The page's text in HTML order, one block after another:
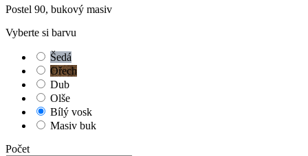
Postel 90, bukový masiv
Vyberte si barvu
Šedá
Ořech
Dub
Olše
Bílý vosk
Masiv buk
Počet